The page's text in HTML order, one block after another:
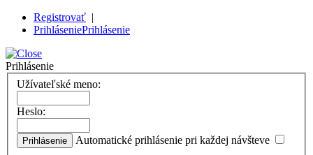
Registrovať |
PrihláseniePrihlásenie
Prihlásenie
Užívateľské meno:
Heslo:
Automatické prihlásenie pri každej návšteve